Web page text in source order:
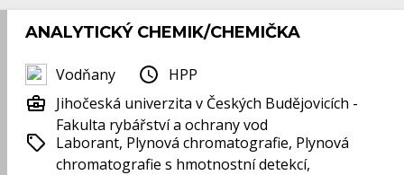
Kontaktujte nás
Podmínky užití
LabRulez s.r.o. Všechna práva vyhrazena.
Obsah dostupný pod licencí CC BY-SA 4.0
Uveďte původ-Zachovejte licenci.
ANALYTICKÝ CHEMIK/CHEMIČKA
Vodňany
HPP
Jihočeská univerzita v Českých Budějovicích -
Fakulta rybářství a ochrany vod
Laborant, Plynová chromatografie, Plynová
chromatografie s hmotnostní detekcí,